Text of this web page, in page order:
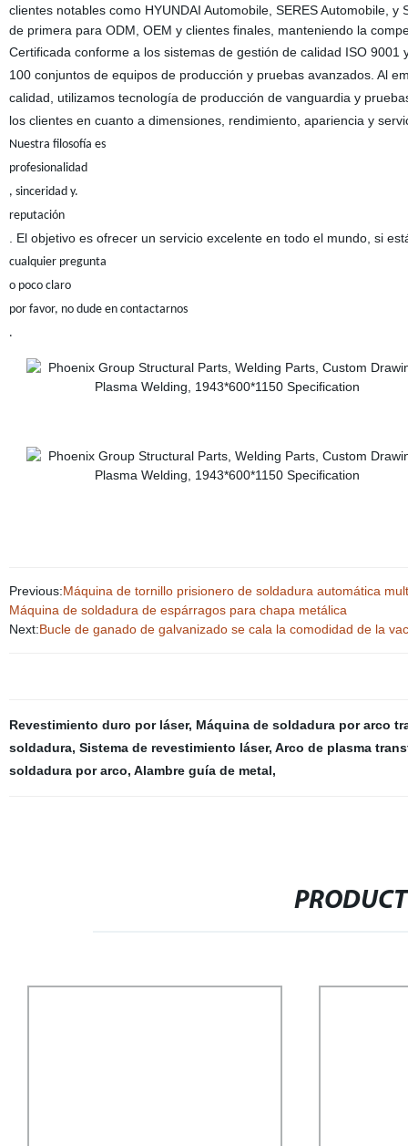
clientes notables como HYUNDAI Automobile, SERES Automobile,
de primera para ODM, OEM y clientes finales, manteniendo la
Certificada conforme a los sistemas de gestión de calidad ISO
100 conjuntos de equipos de producción y pruebas avanzados. Al
calidad, utilizamos tecnología de producción de vanguardia y
los clientes en cuanto a dimensiones, rendimiento, apariencia y
Nuestra filosofía es
profesionalidad
, sinceridad y.
reputación
. El objetivo es ofrecer un servicio excelente en todo el mundo, si
cualquier pregunta
o poco claro
por favor, no dude en contactarnos
.
Previous:Máquina de tornillo prisionero de soldadura automática
Máquina de soldadura de espárragos para chapa metálica
Next:Bucle de ganado de galvanizado se cala la comodidad de la
Revestimiento duro por láser, Máquina de soldadura por arco
soldadura, Sistema de revestimiento láser, Arco de plasma
soldadura por arco, Alambre guía de metal,